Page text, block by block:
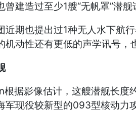
建造过至少1艘“无帆罩”潜舰
近期也提出过1种无人水下航
动性还有更低的声学讯号，
据影像估计，这艘潜舰长度
军现役较新型的093型核动力